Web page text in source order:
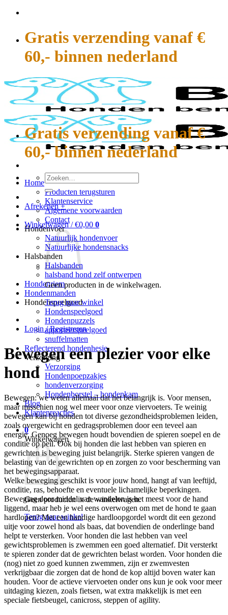
Gratis verzending vanaf €
60,- binnen nederland
Home
Producten terugsturen
Klantenservice
Algemene voorwaarden
Contact
Hondenvoer
Natuurlijk hondenvoer
Natuurlijke hondensnacks
Halsbanden
Halsbanden
halsband hond zelf ontwerpen
Hondenriem
Hondenmanden
Hondenspeelgoed
Hondenspeelgoed
Hondenpuzzels
apporteerspeelgoed
snuffelmatten
Reflecterend hondenhesje
Verzorging
Verzorging
Hondenpoepzakjes
hondenverzorging
Hondenborstel – hondenkam
Blog
Klantenreacties
0
Winkelwagen
Geen producten in de winkelwagen.
Terug naar winkel
Gratis verzending vanaf €
60,- binnen nederland
Zoeken
naar:
Afrekenen +
Winkelwagen /€0,00 0
Geen producten in de winkelwagen.
Terug naar winkel
Login / Registreren
Bewegen een plezier voor elke
hond
Bewegen: we weten allemaal dat het belangrijk is. Voor mensen,
maar misschien nog wel meer voor onze viervoeters. Te weinig
bewegen kan bij honden tot diverse gezondheidsproblemen leiden,
zoals overgewicht en gedragsproblemen door een teveel aan
energie. Genoeg bewegen houdt bovendien de spieren soepel en de
conditie op peil. Ook bij honden die last hebben van spieren en
gewrichten is beweging juist belangrijk. Sterke spieren vangen de
belasting van de gewrichten op en zorgen zo voor bescherming van
het bewegingsapparaat.
Welke beweging geschikt is voor jouw hond, hangt af van leeftijd,
conditie, ras, behoefte en eventuele lichamelijke beperkingen.
Beweging door middel van wandelen is het meest voor de hand
liggend, maar heb je wel eens overwogen om met de hond te gaan
hardlopen? Met een handige hardloopgordel wordt dit een gezond
uitje voor zowel hond als baas, dat bovendien de onderlinge band
helpt te versterken. Voor honden die last hebben van veel
gewichtsproblemen is zwemmen een goed alternatief. Dit versterkt
te spieren zonder dat de gewrichten belast worden. Voor honden die
(nog) niet zo goed kunnen zwemmen, zijn er zwemvesten
verkrijgbaar die zorgen dat de hond de kop altijd boven water kan
houden. Voor de actieve viervoeten onder ons kun je ook voor meer
uitdaging kiezen, zoals fietsen, wat extra makkelijk is met een
speciale fietsbeugel, canicross, steppen of agility.